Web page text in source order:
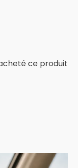
ce produit